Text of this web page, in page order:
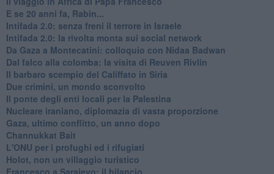
E se 20 anni fa, Rabin...
Intifada 2.0: senza freni il terrore in Israele
Intifada 2.0: la rivolta monta sui social network
Da Gaza a Montecatini: colloquio con Nidaa Badwan
Dal falco alla colomba: la visita di Reuven Rivlin
Il barbaro scempio del Califfato in Siria
Due crimini, un mondo sconvolto
Il ponte degli enti locali per la Palestina
Nucleare iraniano, diplomazia di vasta proporzione
Gaza, ultimo conflitto, un anno dopo
Channukkat Bait
L'ONU per i profughi ed i rifugiati
Holot, non un villaggio turistico
Francesco a Sarajevo: il bilancio